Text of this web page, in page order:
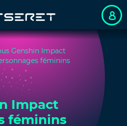
Genshin Impact
féminins
Impact
féminins